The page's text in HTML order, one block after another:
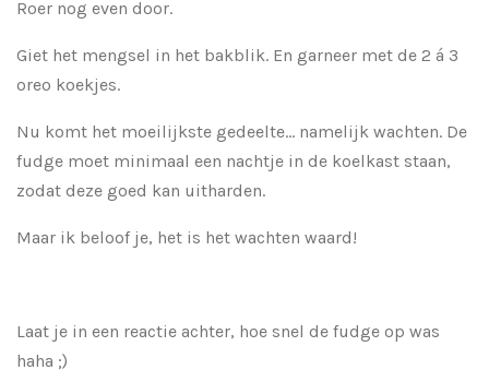
Roer nog even door.
Giet het mengsel in het bakblik. En garneer met de 2 á 3
oreo koekjes.
Nu komt het moeilijkste gedeelte... namelijk wachten. De
fudge moet minimaal een nachtje in de koelkast staan,
zodat deze goed kan uitharden.
Maar ik beloof je, het is het wachten waard!
Laat je in een reactie achter, hoe snel de fudge op was
haha ;)